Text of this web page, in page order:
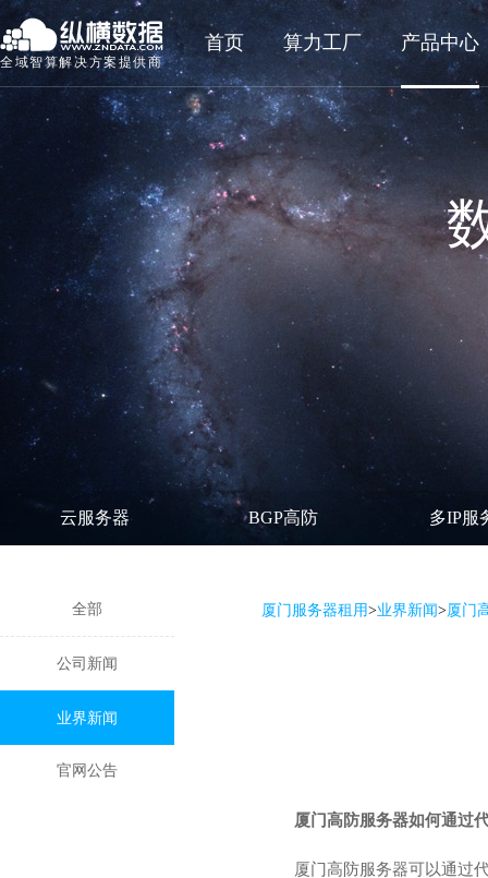
全域智算解决方案提供商
首页 算力工厂 产品中心
云服务器 BGP高防 多IP服
全部
公司新闻
业界新闻
官网公告
厦门服务器租用>业界新闻>厦门
厦门高防服务器如何通过
厦门高防服务器可以通过